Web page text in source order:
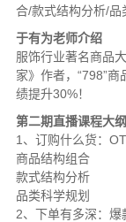
合/款式结构分析/品
于有为老师介绍
服饰行业著名商品
家》作者，“798”
绩提升30%！
第二期直播课程大纲
1、订购什么货：
商品结构组合
款式结构分析
品类科学规划
2、下单有多深：